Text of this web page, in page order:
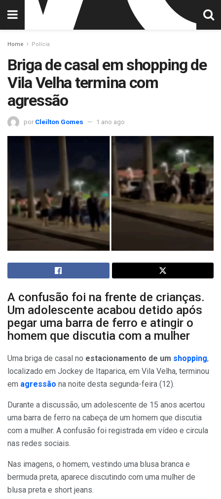
Home Polícia
Briga de casal em shopping de
Vila Velha termina com
agressão
por Cleilton Gomes 1 ano ago
A confusão foi na frente de crianças.
Um adolescente acabou detido após
pegar uma barra de ferro e atingir o
homem que discutia com a mulher
Uma briga de casal no estacionamento de um shopping,
localizado em Jockey de Itaparica, em Vila Velha, terminou
em agressão na noite desta segunda-feira (12).
Durante a discussão, um adolescente de 15 anos acertou
uma barra de ferro na cabeça de um homem que discutia
com a mulher. A confusão foi registrada em vídeo e circula
nas redes sociais.
Nas imagens, o homem, vestindo uma blusa branca e
bermuda preta, aparece discutindo com uma mulher de
blusa preta e short jeans.